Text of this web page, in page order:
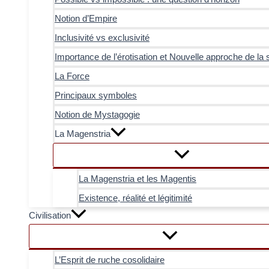
Notion d’Empire
Inclusivité vs exclusivité
Importance de l’érotisation et Nouvelle approche de la
La Force
Principaux symboles
Notion de Mystagogie
La Magenstria
La Magenstria et les Magentis
Existence, réalité et légitimité
Civilisation
L’Esprit de ruche cosolidaire